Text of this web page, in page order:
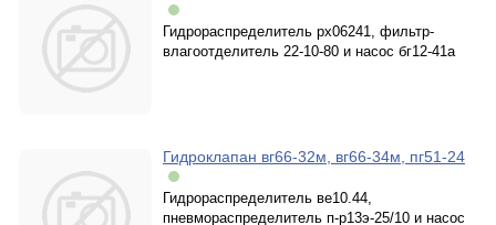
Гидрораспределитель рх06241, фильтр-
влагоотделитель 22-10-80 и насос бг12-41а
Гидроклапан вг66-32м, вг66-34м, пг51-24
Гидрораспределитель ве10.44,
пневмораспределитель п-р13э-25/10 и насос